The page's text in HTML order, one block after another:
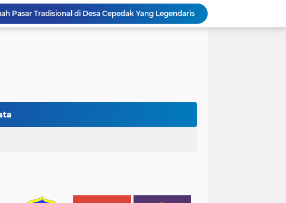
Sawah di Desa Cepedak Yang Harus Dilestarikan
Kesehatan Picu Keresahan Masyarakat
An Nawawi Berjan Ikuti Manasik Haji